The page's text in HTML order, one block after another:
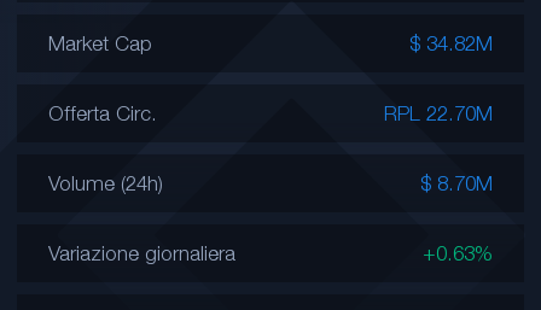
Market Cap $ 34.82M
Offerta Circ. RPL 22.70M
Volume (24h) $ 8.70M
Variazione giornaliera +0.63%